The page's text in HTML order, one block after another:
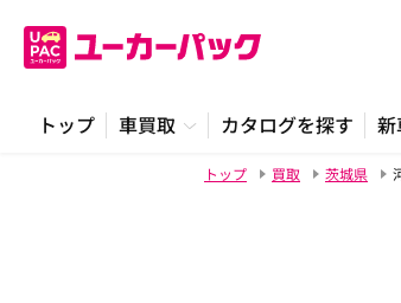
トップ 車買取 カタログを探す 新
トップ 買取 茨城県